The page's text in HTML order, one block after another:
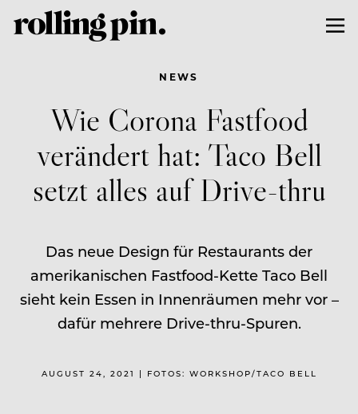
NEWS
Wie Corona Fastfood
verändert hat: Taco Bell
setzt alles auf Drive-thru
Das neue Design für Restaurants der
amerikanischen Fastfood-Kette Taco Bell
sieht kein Essen in Innenräumen mehr vor –
dafür mehrere Drive-thru-Spuren.
AUGUST 24, 2021 | FOTOS: WORKSHOP/TACO BELL